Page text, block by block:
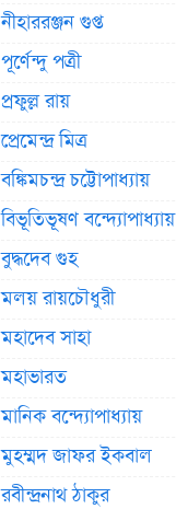
নীহাররঞ্জন গুপ্ত
পূর্ণেন্দু পত্রী
প্রফুল্ল রায়
প্রেমেন্দ্র মিত্র
বঙ্কিমচন্দ্র চট্টোপাধ্যায়
বিভূতিভূষণ বন্দ্যোপাধ্যায়
বুদ্ধদেব গুহ
মলয় রায়চৌধুরী
মহাদেব সাহা
মহাভারত
মানিক বন্দ্যোপাধ্যায়
মুহম্মদ জাফর ইকবাল
রবীন্দ্রনাথ ঠাকুর